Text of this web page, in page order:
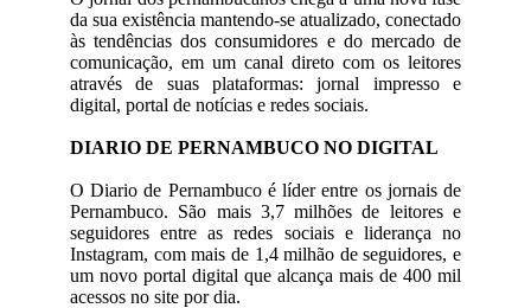
da sua existência mantendo-se atualizado, conectado
às tendências dos consumidores e do mercado de
comunicação, em um canal direto com os leitores
através de suas plataformas: jornal impresso e
digital, portal de notícias e redes sociais.
DIARIO DE PERNAMBUCO NO DIGITAL
O Diario de Pernambuco é líder entre os jornais de
Pernambuco. São mais 3,7 milhões de leitores e
seguidores entre as redes sociais e liderança no
Instagram, com mais de 1,4 milhão de seguidores, e
um novo portal digital que alcança mais de 400 mil
acessos no site por dia.